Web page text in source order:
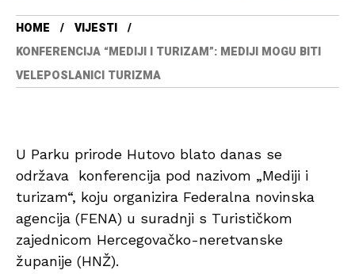
HOME
VIJESTI
KONFERENCIJA “MEDIJI I TURIZAM”: MEDIJI MOGU BITI
VELEPOSLANICI TURIZMA
U Parku prirode Hutovo blato danas se
održava konferencija pod nazivom „Mediji i
turizam“, koju organizira Federalna novinska
agencija (FENA) u suradnji s Turističkom
zajednicom Hercegovačko-neretvanske
županije (HNŽ).